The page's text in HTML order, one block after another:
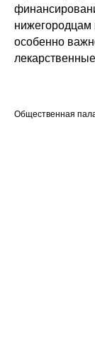
нижегородцам
особенно
Общественная